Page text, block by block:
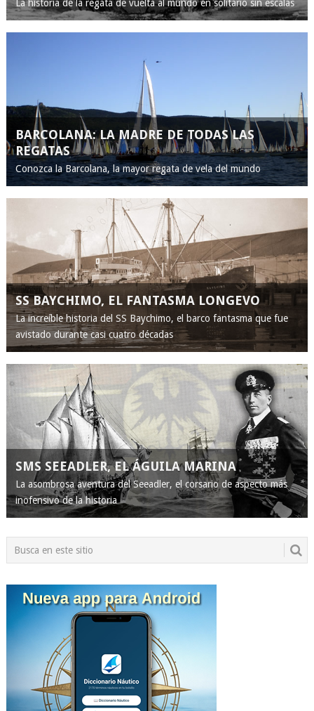
La historia de la regata de vuelta al mundo en solitario sin escalas
BARCOLANA: LA MADRE DE TODAS LAS
REGATAS
Conozca la Barcolana, la mayor regata de vela del mundo
SS BAYCHIMO, EL FANTASMA LONGEVO
La increíble historia del SS Baychimo, el barco fantasma que fue
avistado durante casi cuatro décadas
SMS SEEADLER, EL ÁGUILA MARINA
La asombrosa aventura del Seeadler, el corsario de aspecto más
inofensivo de la historia